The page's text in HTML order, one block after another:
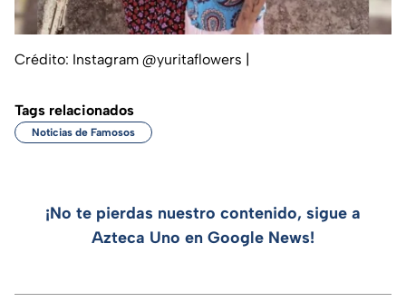
Crédito: Instagram @yuritaflowers |
Tags relacionados
Noticias de Famosos
¡No te pierdas nuestro contenido, sigue a
Azteca Uno en Google News!